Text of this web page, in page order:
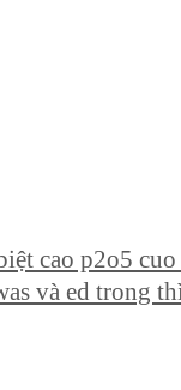
cao p2o5 cuo
và ed trong